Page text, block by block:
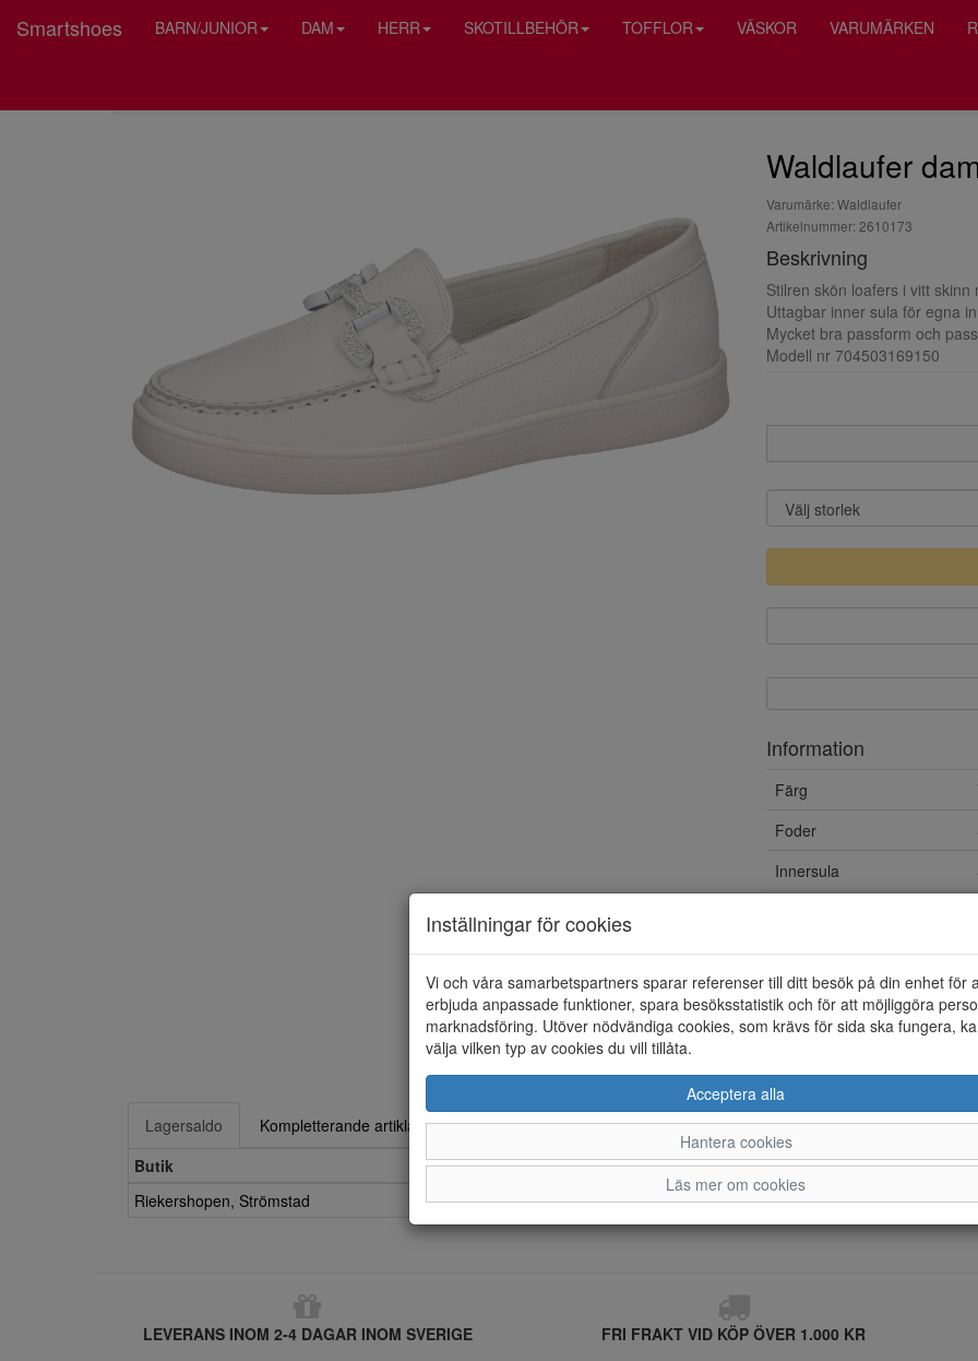
Smartshoes BARN/JUNIOR DAM HERR SKOTILLBEHÖR TOFFLOR VÄSKOR VARUMÄRKEN
Waldlaufer
Varumärke: Waldlaufer
Artikelnummer: 2610173
Beskrivning
Stilren skön loafers i vitt
Uttagbar inner sula för egna
Mycket bra passform och
Modell nr 704503169150
Information
Färg
Foder
Innersula
Yttersula
Vattentät
Material
Lagersaldo
Kompletterande artiklar
Butik
4 4.5.. 5
Riekershopen, Strömstad
LEVERANS INOM 2-4 DAGAR INOM SVERIGE FRI FRAKT VID KÖP ÖVER 1.000 KR
Inställningar för cookies
Vi och våra samarbetspartners sparar referenser till ditt besök på din enhet för
erbjuda anpassade funktioner, spara besöksstatistik och för att möjliggöra
marknadsföring. Utöver nödvändiga cookies, som krävs för sida ska fungera,
välja vilken typ av cookies du vill tillåta.
Acceptera alla
Hantera cookies
Läs mer om cookies